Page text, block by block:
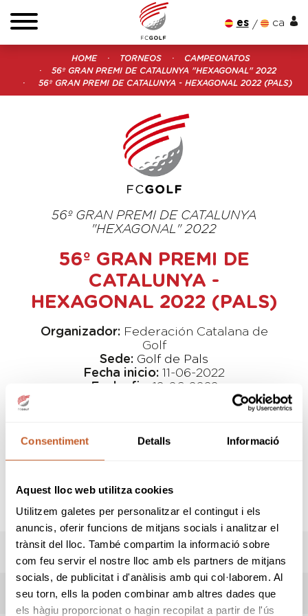
Consentiment Detalls Informació
Aquest lloc web utilitza cookies
Utilitzem galetes per personalitzar el contingut i els
anuncis, oferir funcions de mitjans socials i analitzar el
trànsit del lloc. També compartim la informació sobre
com feu servir el nostre lloc amb els partners de mitjans
socials, de publicitat i d'anàlisis amb qui col·laborem. Al
seu torn, ells la poden combinar amb altres dades que
els hàgiu proporcionat o hagin recopilat a partir de l'ús
es ca
HOME TORNEOS
CAMPEONATOS
56º GRAN PREMI DE CATALUNYA "HEXAGONAL" 2022
56º GRAN PREMI DE CATALUNYA - HEXAGONAL 2022 (PALS)
56º GRAN PREMI DE CATALUNYA
"HEXAGONAL" 2022
56º GRAN PREMI DE
CATALUNYA -
HEXAGONAL 2022 (PALS)
Organizador: Federación Catalana de
Golf
Sede: Golf de Pals
Fecha inicio: 11-06-2022
Fecha fin:
12-06-2022
NOTA IMPORTANTE:
habrá el
reparto de premios
y además unsorteo entre todos los
participantesdel Hexagonal.
RESULTADOS
LIVESCORING